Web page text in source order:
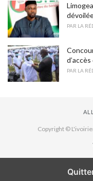
PAR LA
PAR LA
Copyright ©